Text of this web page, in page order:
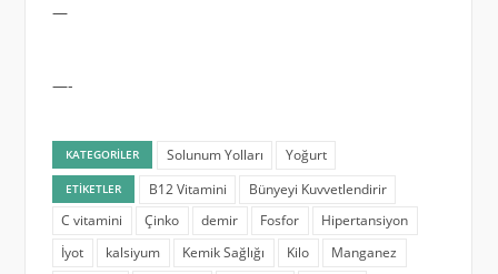
—
—-
KATEGORILER Solunum Yolları Yoğurt
ETIKETLER B12 Vitamini
Bünyeyi Kuvvetlendirir
C vitamini
Çinko demir Fosfor
Hipertansiyon
İyot
kalsiyum Kemik Sağlığı Kilo
Manganez